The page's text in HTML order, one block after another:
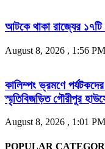
আটকে থাকা রাজ্যের ১৭টি
August 8, 2026 , 1:56 PM
কালিম্পং ভ্রমণে
স্মৃতিবিজড়িত গৌরীপুর
August 8, 2026 , 1:01 PM
POPULAR